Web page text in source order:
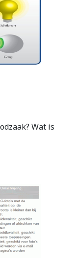
Wat is